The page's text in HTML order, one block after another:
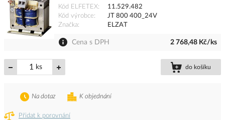
Kód ELFETEX
11.529.482
Kód výrobce
JT 800 400_24V
Značka
ELZAT
Cena s DPH 2 768,48 Kč/ks
ks do košíku
Přidat k porovnání
K objednání
Na dotaz